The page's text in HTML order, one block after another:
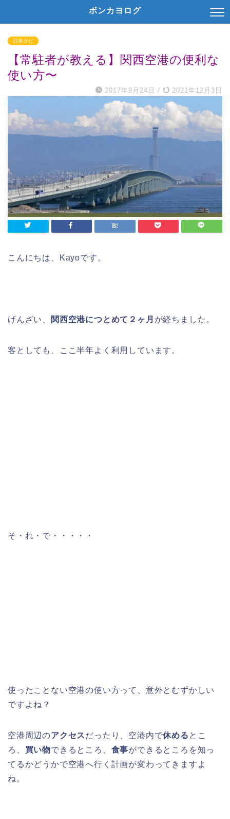
ボンカヨログ
日本タビ
【常駐者が教える】関西空港の便利な
使い方〜
2017年9月24日 / 2021年12月3日
こんにちは、Kayoです。
げんざい、 関西空港につとめて２ヶ月 が経ちました。
客としても、ここ半年よく利用しています。
そ・れ・で・・・・・
使ったことない空港の使い方って、意外とむずかしい
ですよね？
空港周辺のアクセスだったり、空港内で休める とこ
ろ、 買い物できるところ、 食事ができるところを知っ
てるかどうかで空港へ行く計画が変わってきますよ
ね。